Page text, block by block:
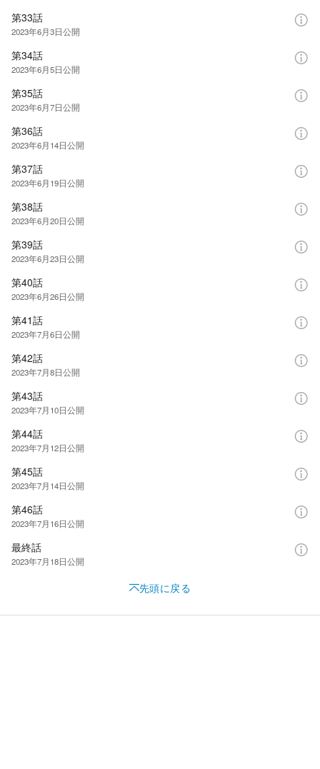
第33話
2023年6月3日公開
第34話
2023年6月5日公開
第35話
2023年6月7日公開
第36話
2023年6月14日公開
第37話
2023年6月19日公開
第38話
2023年6月20日公開
第39話
2023年6月23日公開
第40話
2023年6月26日公開
第41話
2023年7月6日公開
第42話
2023年7月8日公開
第43話
2023年7月10日公開
第44話
2023年7月12日公開
第45話
2023年7月14日公開
第46話
2023年7月16日公開
最終話
2023年7月18日公開
先頭に戻る